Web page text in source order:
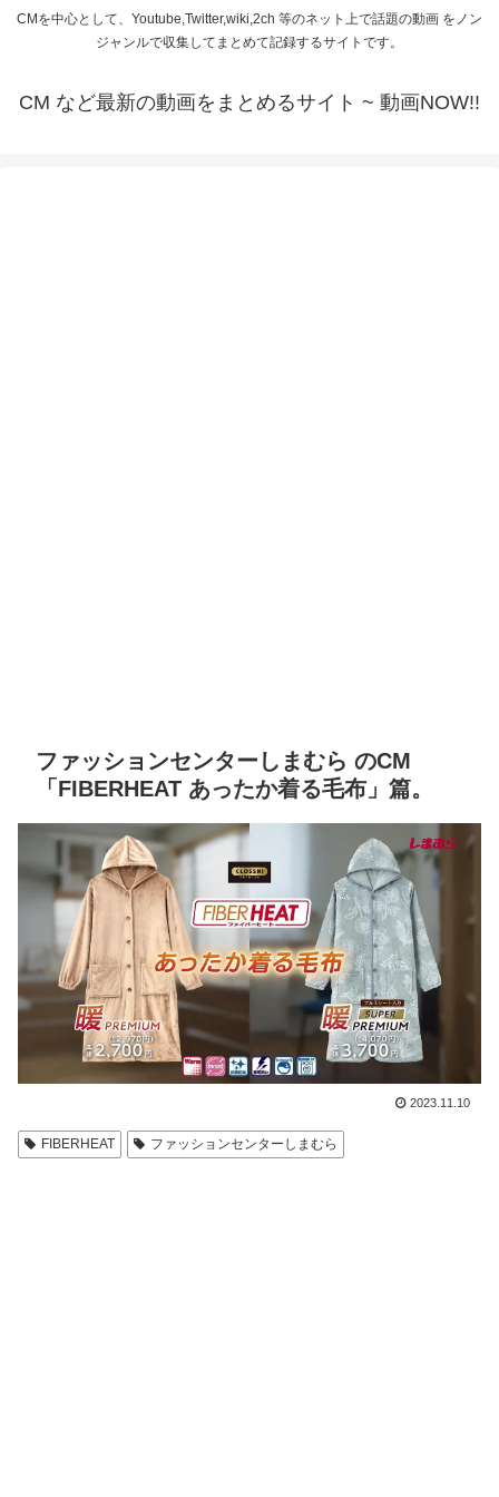
CMを中心として、Youtube,Twitter,wiki,2ch 等のネット上で話題の動画 をノン
ジャンルで収集してまとめて記録するサイトです。
CM など最新の動画をまとめるサイト ~ 動画NOW!!
ファッションセンターしまむら のCM
「FIBERHEAT あったか着る毛布」篇。
2023.11.10
FIBERHEAT ファッションセンターしまむら